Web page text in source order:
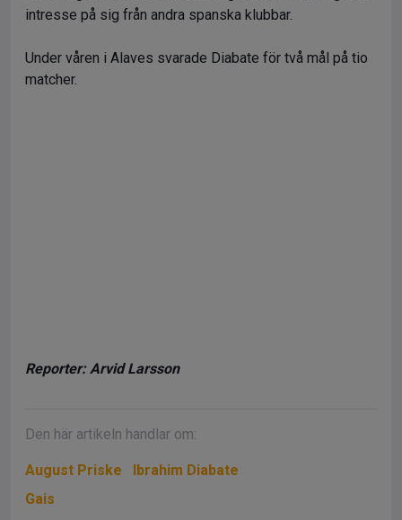
intresse på sig från andra spanska klubbar.
Under våren i Alaves svarade Diabate för två mål på tio
matcher.
Reporter: Arvid Larsson
Den här artikeln handlar om:
August Priske
Ibrahim Diabate
Gais